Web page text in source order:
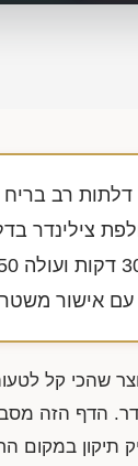
דלתות רב
אישור
שהכי קל
הדף הזה
תיקון